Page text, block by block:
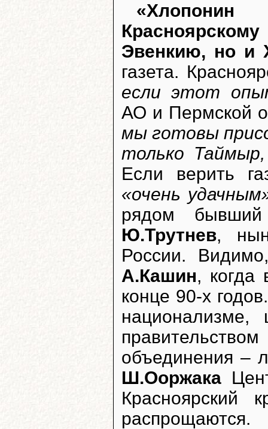
Эвенкию, но и
газета.
если этот
АО и Пермской
мы готовы
только
Если верить
«очень
рядом бывший
Ю.Трутнев,
России.
А.Кашин, когда
конце 90-х
объединения –
Ш.Ооржака
распрощаются.